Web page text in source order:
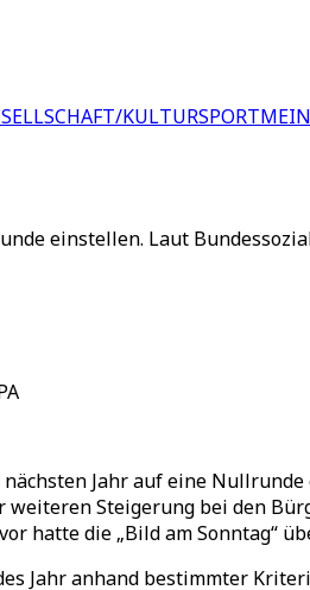
KULTURSPORT
einstellen. Laut
Jahr auf eine
Steigerung bei den
hatte die „Bild am Sonntag“
Jahr anhand bestimmter